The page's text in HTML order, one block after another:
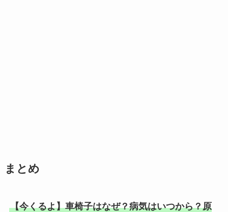
まとめ
【今くるよ】車椅子はなぜ？病気はいつから？原